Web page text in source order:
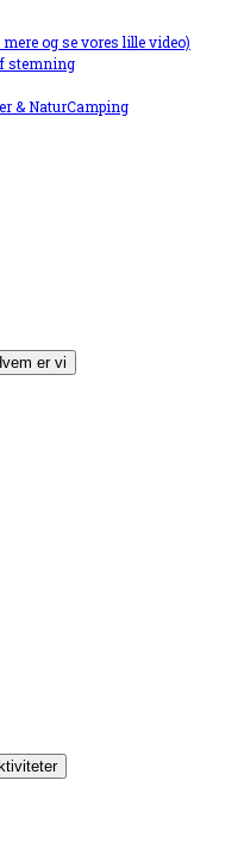
og se vores lille video)
stemning
& NaturCamping
er vi